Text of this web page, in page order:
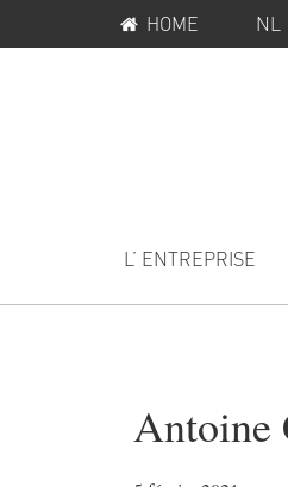
à
au
SERVICE
HOME NL
NAVIGATION
L’ ENTREPRISE
Antoine